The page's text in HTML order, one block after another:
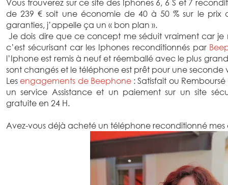
Vous trouverez sur ce site des Iphones 6, 6 S et 7
de 239 € soit une économie de 40 à 50 % sur le prix
garanties, j’appelle ça un « bon plan ».
Je dois dire que ce concept me séduit vraiment car je
c’est sécurisant car les Iphones reconditionnés par
l’Iphone est remis à neuf et réemballé avec le plus
sont changés et le téléphone est prêt pour une seconde
Lesengagements de Beephone: Satisfait ou
un service Assistance et un paiement sur un site
gratuite en 24 H.
Avez-vous déjà acheté un téléphone reconditionné mes